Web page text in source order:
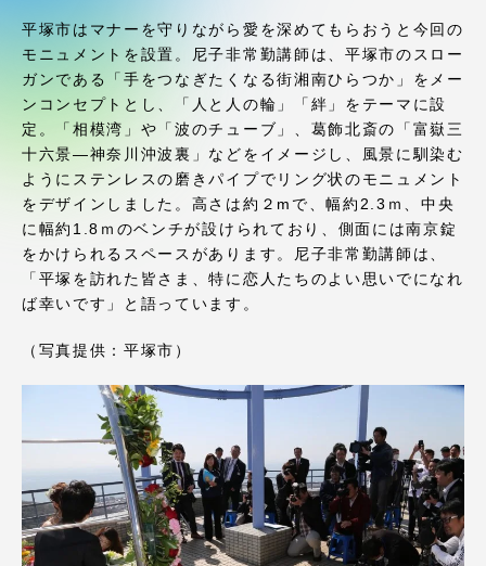
平塚市はマナーを守りながら愛を深めてもらおうと今回の
モニュメントを設置。尼子非常勤講師は、平塚市のスロー
ガンである「手をつなぎたくなる街湘南ひらつか」をメー
ンコンセプトとし、「人と人の輪」「絆」をテーマに設
定。「相模湾」や「波のチューブ」、葛飾北斎の「富嶽三
十六景―神奈川沖波裏」などをイメージし、風景に馴染む
ようにステンレスの磨きパイプでリング状のモニュメント
をデザインしました。高さは約２mで、幅約2.3ｍ、中央
に幅約1.8ｍのベンチが設けられており、側面には南京錠
をかけられるスペースがあります。尼子非常勤講師は、
「平塚を訪れた皆さま、特に恋人たちのよい思いでになれ
ば幸いです」と語っています。
（写真提供：平塚市）
学園ネットワーク
各種情報・お問い合わせ
アクセス情報
伊勢原キャンパス 静岡キャンパス
熊本キャンパス
臨空キャンパス
札幌キャンパス